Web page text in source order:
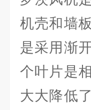
机壳和墙
是采用渐
个叶片是
大大降低